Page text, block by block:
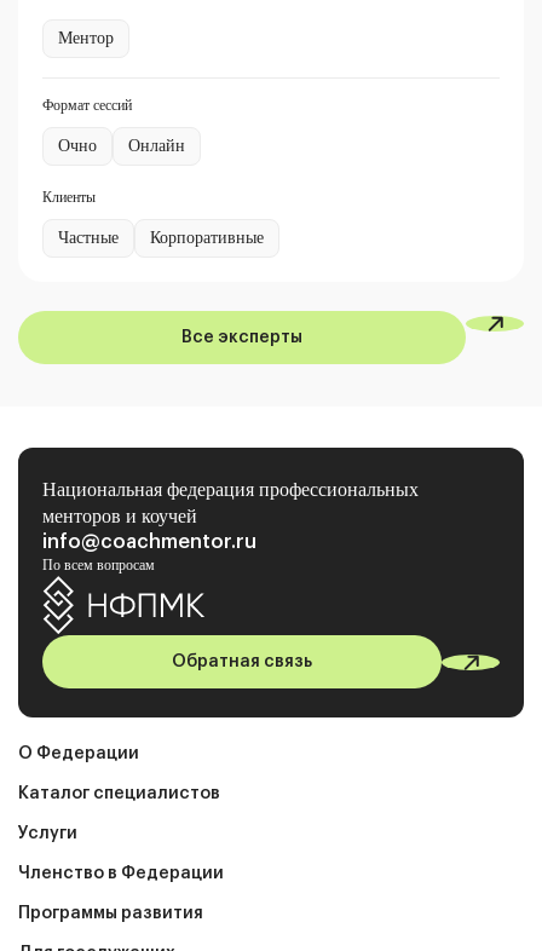
Ментор
Формат сессий
Очно Онлайн
Клиенты
Частные Корпоративные
Все эксперты
Национальная федерация профессиональных
менторов и коучей
info@coachmentor.ru
По всем вопросам
Обратная связь
О Федерации
Каталог специалистов
Услуги
Членство в Федерации
Программы развития